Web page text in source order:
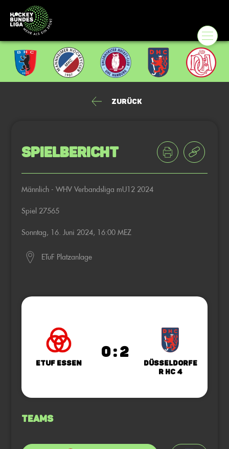
Zurück
Spielbericht
Männlich - WHV Verbandsliga mU12 2024
Spiel 27565
Sonntag, 16. Juni 2024, 16:00 MEZ
ETuF Platzanlage
ETUF Essen
0 : 2
Düsseldorfe
r HC 4
Teams